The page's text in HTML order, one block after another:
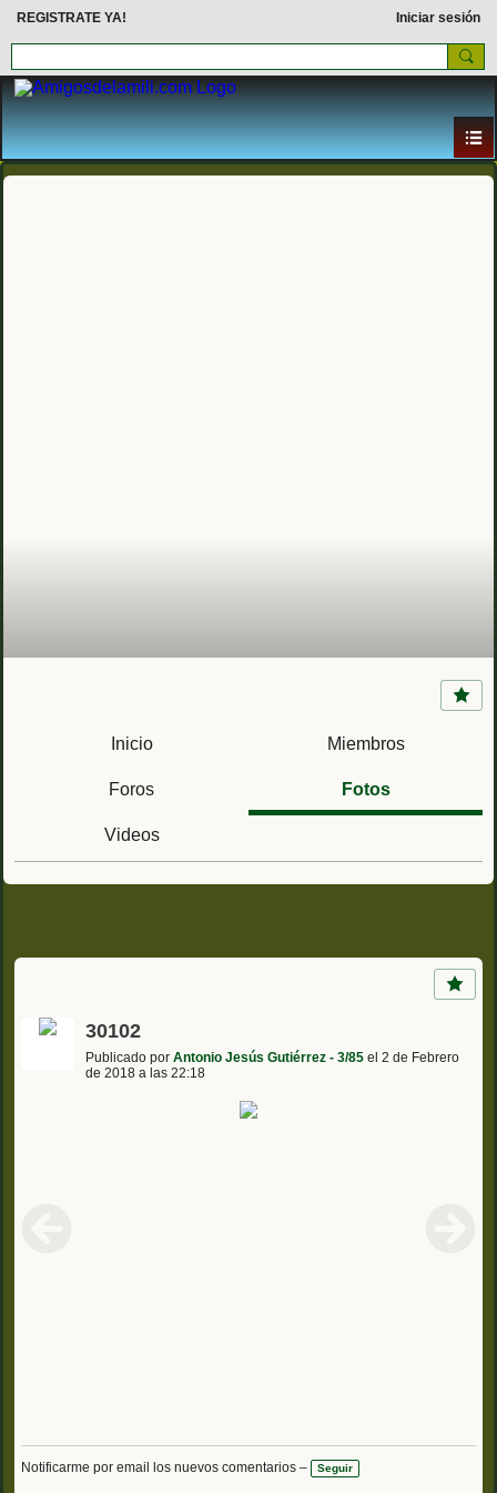
REGISTRATE YA! Iniciar sesión
BRIPAC (Paracuellos del Jarama, Madrid)
Brigada "Almogávares" VI de Paracaidistas
Inicio Miembros
Foros Fotos
Videos
30102
Publicado por Antonio Jesús Gutiérrez - 3/85 el 2 de Febrero
de 2018 a las 22:18
Notificarme por email los nuevos comentarios – Seguir